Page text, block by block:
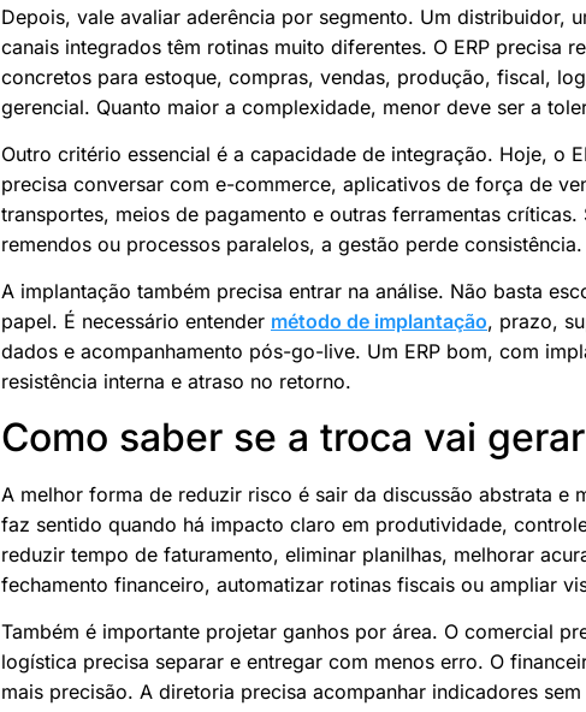
Depois, vale avaliar aderência por segmento. Um distribuidor,
canais integrados têm rotinas muito diferentes. O ERP precisa
concretos para estoque, compras, vendas, produção, fiscal,
gerencial. Quanto maior a complexidade, menor deve ser a
Outro critério essencial é a capacidade de integração. Hoje, o
precisa conversar com e-commerce, aplicativos de força de
transportes, meios de pagamento e outras ferramentas
remendos ou processos paralelos, a gestão perde consistência.
A implantação também precisa entrar na análise. Não basta
papel. É necessário entender método de implantação, prazo,
dados e acompanhamento pós-go-live. Um ERP bom, com
resistência interna e atraso no retorno.
Como saber se a troca vai
A melhor forma de reduzir risco é sair da discussão abstrata e
faz sentido quando há impacto claro em produtividade,
reduzir tempo de faturamento, eliminar planilhas, melhorar
fechamento financeiro, automatizar rotinas fiscais ou ampliar
Também é importante projetar ganhos por área. O comercial
logística precisa separar e entregar com menos erro. O
mais precisão. A diretoria precisa acompanhar indicadores